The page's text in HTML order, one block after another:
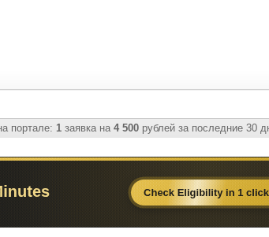
портале: 1 заявка на 4 500 рублей за последние 30